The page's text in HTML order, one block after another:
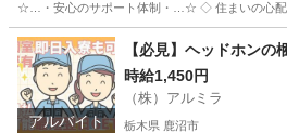
☆…・安心のサポート体制・…☆ ◇ 住まいの心配
京都 亀岡市 仕分け 完全無料
アルバイト
【必見】ヘッドホン
時給1,450円
（株）アルミラ
栃木県 鹿沼市